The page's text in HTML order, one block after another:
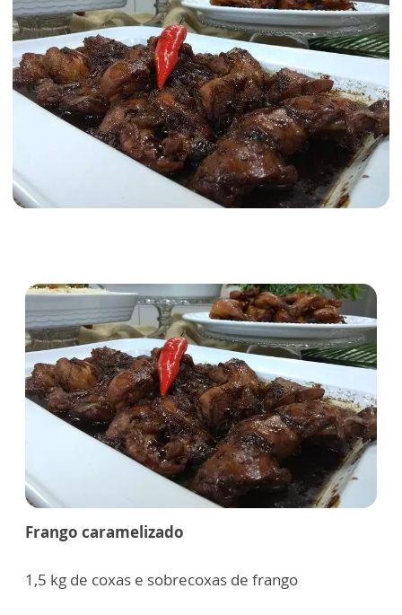
Frango caramelizado
1,5 kg de coxas e sobrecoxas de frango